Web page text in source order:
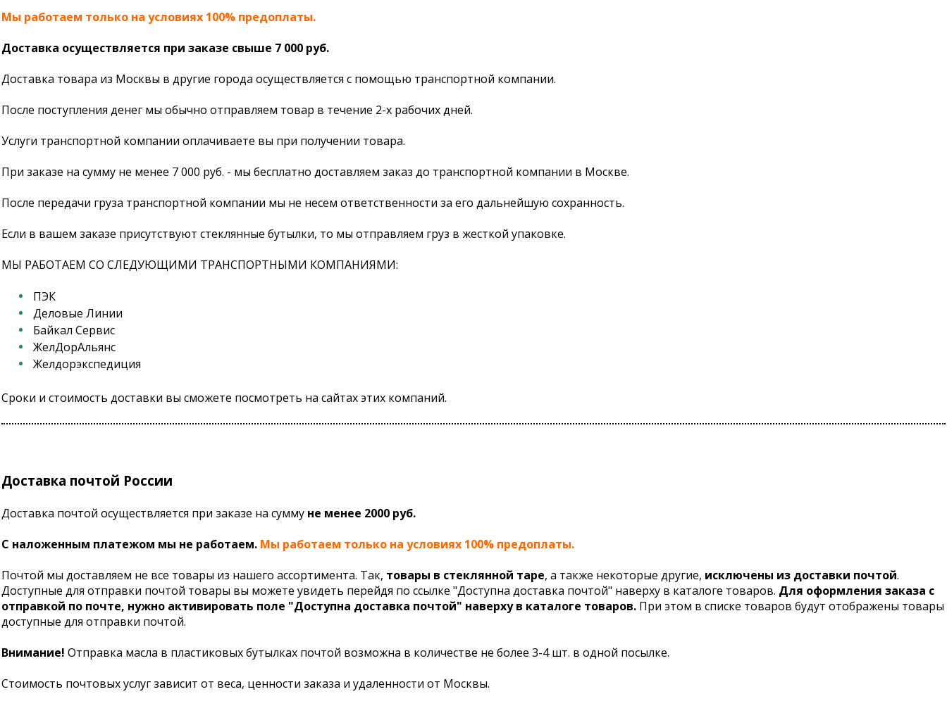
Мы работаем только на условиях 100% предоплаты.
Доставка осуществляется при заказе свыше 7 000 руб.
Доставка товара из Москвы в другие города осуществляется с помощью транспортной компании.
После поступления денег мы обычно отправляем товар в течение 2-х рабочих дней.
Услуги транспортной компании оплачиваете вы при получении товара.
При заказе на сумму не менее 7 000 руб. - мы бесплатно доставляем заказ до транспортной компании в Москве.
После передачи груза транспортной компании мы не несем ответственности за его дальнейшую сохранность.
Если в вашем заказе присутствуют стеклянные бутылки, то мы отправляем груз в жесткой упаковке.
МЫ РАБОТАЕМ СО СЛЕДУЮЩИМИ ТРАНСПОРТНЫМИ КОМПАНИЯМИ:
ПЭК
Деловые Линии
Байкал Сервис
ЖелДорАльянс
Желдорэкспедиция
Сроки и стоимость доставки вы сможете посмотреть на сайтах этих компаний.
Доставка почтой России
Доставка почтой осуществляется при заказе на сумму не менее 2000 руб.
С наложенным платежом мы не работаем. Мы работаем только на условиях 100% предоплаты.
Почтой мы доставляем не все товары из нашего ассортимента. Так, товары в стеклянной таре, а также некоторые другие, исключены из доставки почтой.
Доступные для отправки почтой товары вы можете увидеть перейдя по ссылке "Доступна доставка почтой" наверху в каталоге товаров. Для оформления заказа с
отправкой по почте, нужно активировать поле "Доступна доставка почтой" наверху в каталоге товаров. При этом в списке товаров будут отображены товары
доступные для отправки почтой.
Внимание! Отправка масла в пластиковых бутылках почтой возможна в количестве не более 3-4 шт. в одной посылке.
Стоимость почтовых услуг зависит от веса, ценности заказа и удаленности от Москвы.